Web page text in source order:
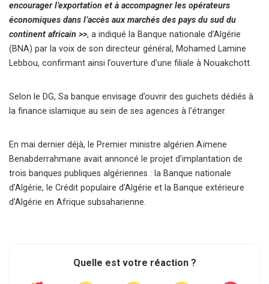
encourager l’exportation et à accompagner les opérateurs
économiques dans l’accès aux marchés des pays du sud du
continent africain >>, a indiqué la Banque nationale d’Algérie
(BNA) par la voix de son directeur général, Mohamed Lamine
Lebbou, confirmant ainsi l’ouverture d’une filiale à Nouakchott.
Selon le DG, Sa banque envisage d’ouvrir des guichets dédiés à
la finance islamique au sein de ses agences à l’étranger.
En mai dernier déjà, le Premier ministre algérien Aïmene
Benabderrahmane avait annoncé le projet d’implantation de
trois banques publiques algériennes : la Banque nationale
d’Algérie, le Crédit populaire d’Algérie et la Banque extérieure
d’Algérie en Afrique subsaharienne.
Quelle est votre réaction ?